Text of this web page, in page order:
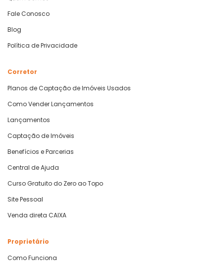
Fale Conosco
Blog
Política de Privacidade
Corretor
Planos de Captação de Imóveis Usados
Como Vender Lançamentos
Lançamentos
Captação de Imóveis
Benefícios e Parcerias
Central de Ajuda
Curso Gratuito do Zero ao Topo
Site Pessoal
Venda direta CAIXA
Proprietário
Como Funciona